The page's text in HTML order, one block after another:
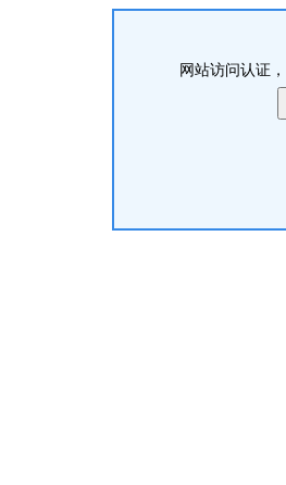
网站访问认证